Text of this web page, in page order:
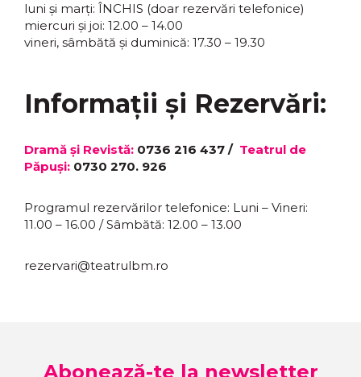
luni și marți: ÎNCHIS (doar rezervări telefonice)
miercuri și joi: 12.00 – 14.00
vineri, sâmbătă și duminică: 17.30 – 19.30
Informații și Rezervări:
Dramă și Revistă: 0736 216 437 / Teatrul de
Păpuși: 0730 270. 926
Programul rezervărilor telefonice: Luni – Vineri:
11.00 – 16.00 / Sâmbătă: 12.00 – 13.00
rezervari@teatrulbm.ro
Abonează-te la newsletter